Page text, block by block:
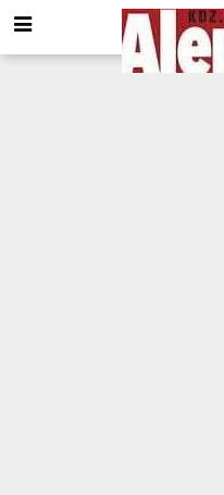
google.com, pub-